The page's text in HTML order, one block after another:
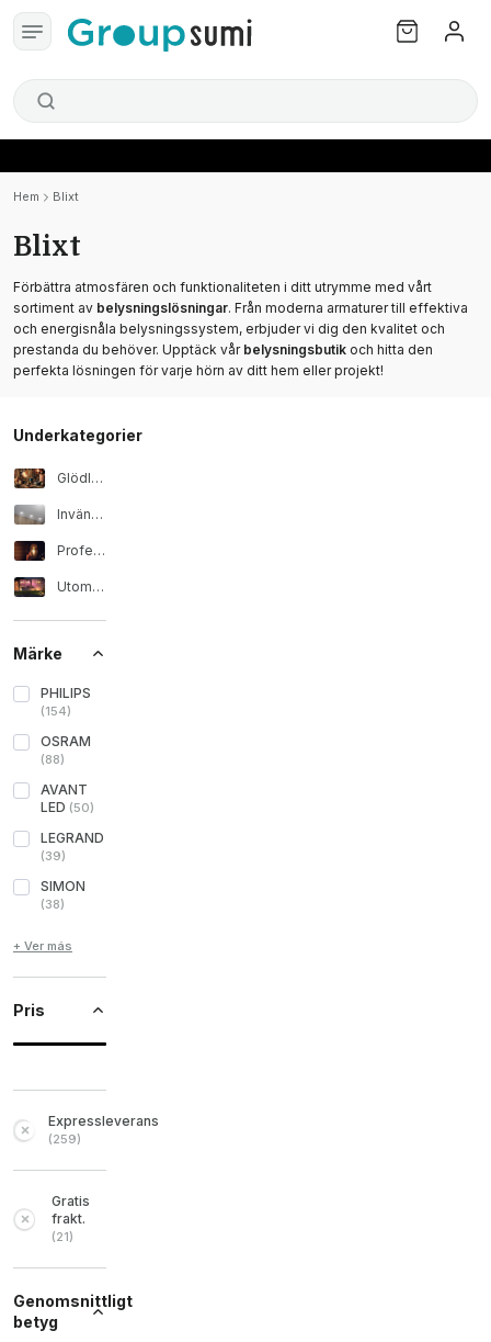
Hem Blixt
Blixt
Förbättra atmosfären och funktionaliteten i ditt utrymme med vårt
sortiment av belysningslösningar. Från moderna armaturer till effektiva
och energisnåla belysningssystem, erbjuder vi dig den kvalitet och
prestanda du behöver. Upptäck vår belysningsbutik och hitta den
perfekta lösningen för varje hörn av ditt hem eller projekt!
Underkategorier
Glödlampor, rör och tillbehör
Invändig belysning
Professionell belysning
Utomhusbelysning
Märke
PHILIPS
(154)
OSRAM
(88)
AVANT
LED (50)
LEGRAND
(39)
SIMON
(38)
+ Ver más
Pris
Expressleverans
(259)
Gratis
frakt.
(21)
Genomsnittligt
betyg